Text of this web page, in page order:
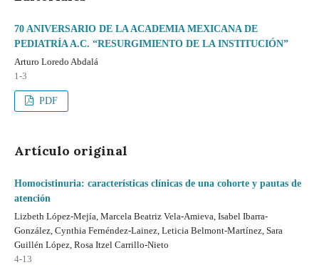
70 ANIVERSARIO DE LA ACADEMIA MEXICANA DE
PEDIATRÍA A.C. “RESURGIMIENTO DE LA INSTITUCIÓN”
Arturo Loredo Abdalá
1-3
PDF
Artículo original
Homocistinuria: características clínicas de una cohorte y pautas de
atención
Lizbeth López-Mejía, Marcela Beatriz Vela-Amieva, Isabel Ibarra-
González, Cynthia Fernéndez-Lainez, Leticia Belmont-Martínez, Sara
Guillén López, Rosa Itzel Carrillo-Nieto
4-13